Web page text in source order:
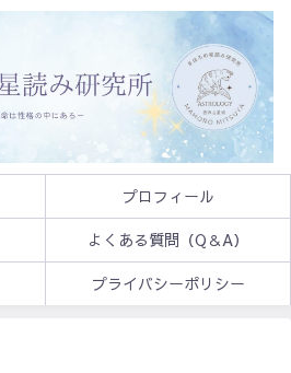
プロフィール
よくある質問（Q＆A）
プライバシーポリシー